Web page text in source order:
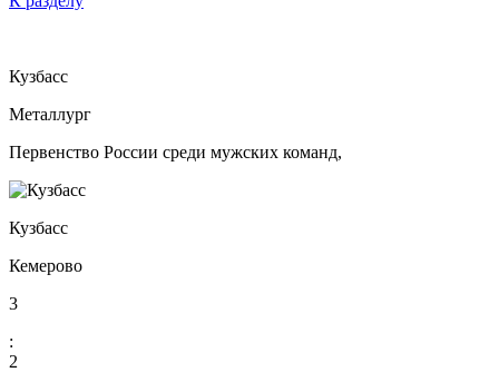
Кузбасс
Металлург
Первенство России среди мужских команд,
Кузбасс
Кемерово
3
:
2